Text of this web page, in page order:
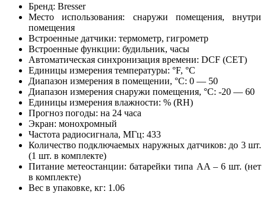
Бренд: Bresser
Место использования: снаружи помещения, внутри
помещения
Встроенные датчики: термометр, гигрометр
Встроенные функции: будильник, часы
Автоматическая синхронизация времени: DCF (CET)
Единицы измерения температуры: °F, °C
Диапазон измерения в помещении, °C: 0 — 50
Диапазон измерения снаружи помещения, °C: -20 — 60
Единицы измерения влажности: % (RH)
Прогноз погоды: на 24 часа
Экран: монохромный
Частота радиосигнала, МГц: 433
Количество подключаемых наружных датчиков: до 3 шт.
(1 шт. в комплекте)
Питание метеостанции: батарейки типа AA – 6 шт. (нет
в комплекте)
Вес в упаковке, кг: 1.06